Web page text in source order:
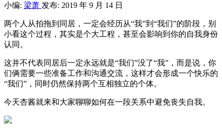
小编: 梁萧 发布: 2019 年 9 月 14 日
两个人从拍拖到同居，一定会经历从“我”到“我们”的阶段，别
小看这个过程，其实是个大工程，甚至会影响到你的自我身份
认同。
这并不代表同居后一定永远就是“我们”没了“我”，而是说，你
们俩需要一些准备工作和沟通交流，这样才会形成一个快乐的
“我们”，同时仍然保持两个互相独立的个体。
今天杏酱就来和大家聊聊如何在一段关系中避免丧失自我。